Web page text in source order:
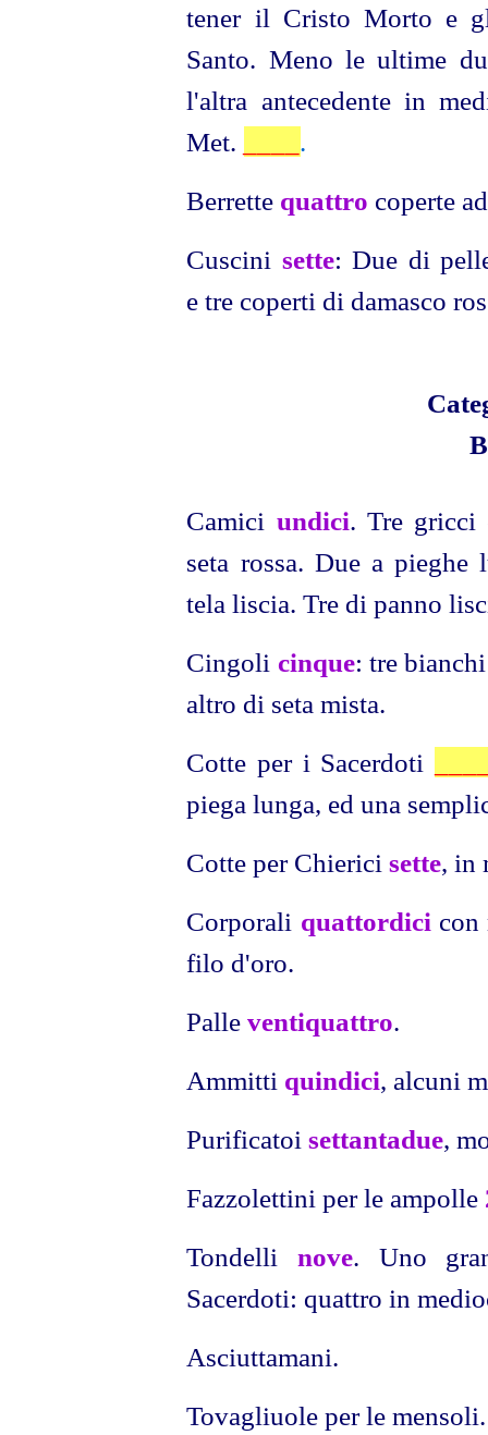
tener il Cristo Morto e
Santo. Meno le ultime
l'altra antecedente in
Met.
.
Berrette quattro coperte
Cuscini sette: Due di
e tre coperti di damasco
Camici undici. Tre gricci
seta rossa. Due a
tela liscia. Tre di panno
Cingoli cinque: tre
altro di seta mista.
Cotte per i Sacerdoti
piega lunga, ed una
Cotte per Chiericisette, in
Corporali quattordici con
filo d'oro.
Palleventiquattro.
Ammitti quindici, alcuni
Purificatoisettantadue,
Fazzolettini per le ampolle
Tondellinove. Uno
Sacerdoti: quattro in
Asciuttamani.
Tovagliuole per le mensoli.